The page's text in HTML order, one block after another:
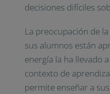
decisiones difíciles
La preocupación de
sus alumnos están
energía la ha llevado
contexto de
permite enseñar a